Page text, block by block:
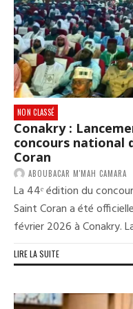
NON CLASSÉ
Conakry :
concours national
Coran
ABOUBACAR M'MAH CAMARA
La 44ᵉ édition du
Saint Coran a été
février 2026 à Conakry.
LIRE LA SUITE